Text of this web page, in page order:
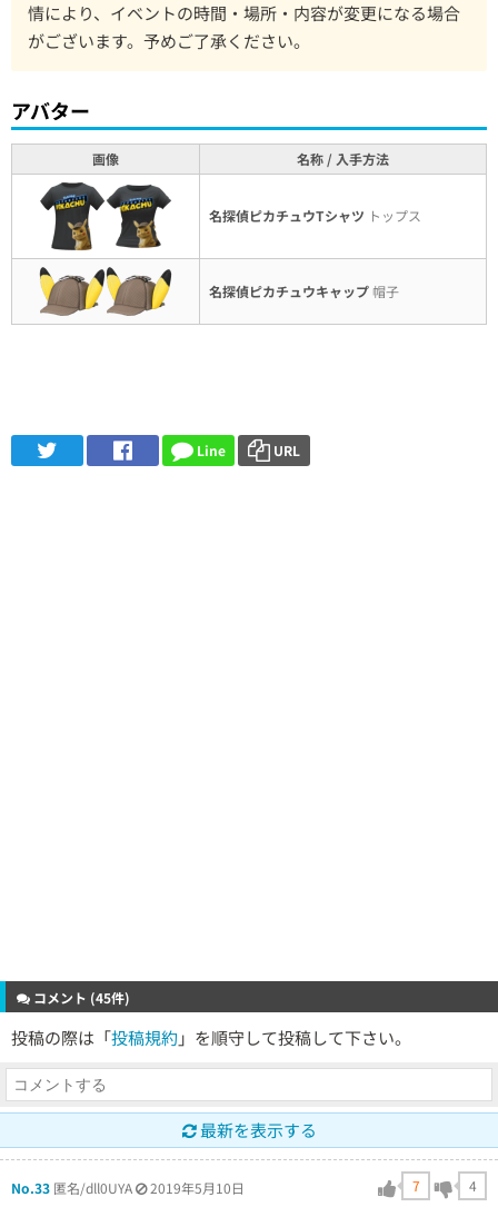
情により、イベントの時間・場所・内容が変更になる場合
がございます。予めご了承ください。
アバター
画像 名称 / 入手方法
名探偵ピカチュウTシャツ トップス
名探偵ピカチュウキャップ帽子
Line URL
コメント (45件)
投稿の際は「投稿規約 」を順守して投稿して下さい。
最新を表示する
No.33 匿名/dll0UYA 2019年5月10日 7 4